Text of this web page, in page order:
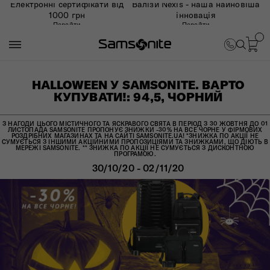
Електронні сертифікати від
1000 грн
Перейти
Валізи Nexis - наша найновіша
інновація
Перейти
HALLOWEEN У SAMSONITE. ВАРТО
КУПУВАТИ!: 94,5, ЧОРНИЙ
З НАГОДИ ЦЬОГО МІСТИЧНОГО ТА ЯСКРАВОГО СВЯТА В ПЕРІОД З 30 ЖОВТНЯ ДО 01
ЛИСТОПАДА SAMSONITE ПРОПОНУЄ ЗНИЖКИ -30% НА ВСЕ ЧОРНЕ У ФІРМОВИХ
РОЗДРІБНИХ МАГАЗИНАХ ТА НА САЙТІ SAMSONITE.UA! *ЗНИЖКА ПО АКЦІЇ НЕ
СУМУЄТЬСЯ З ІНШИМИ АКЦІЙНИМИ ПРОПОЗИЦІЯМИ ТА ЗНИЖКАМИ, ЩО ДІЮТЬ В
МЕРЕЖІ SAMSONITE. ** ЗНИЖКА ПО АКЦІЇ НЕ СУМУЄТЬСЯ З ДИСКОНТНОЮ
ПРОГРАМОЮ.
30/10/20 - 02/11/20